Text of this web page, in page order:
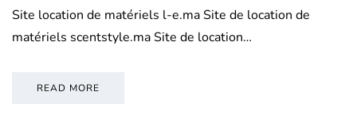
Site location de matériels l-e.ma Site de location de
matériels scentstyle.ma Site de location…
READ MORE